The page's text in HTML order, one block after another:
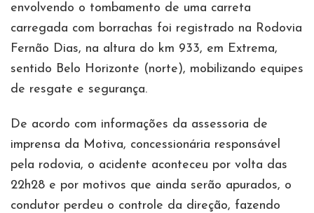
envolvendo o tombamento de uma carreta
carregada com borrachas foi registrado na Rodovia
Fernão Dias, na altura do km 933, em Extrema,
sentido Belo Horizonte (norte), mobilizando equipes
de resgate e segurança.
De acordo com informações da assessoria de
imprensa da Motiva, concessionária responsável
pela rodovia, o acidente aconteceu por volta das
22h28 e por motivos que ainda serão apurados, o
condutor perdeu o controle da direção, fazendo